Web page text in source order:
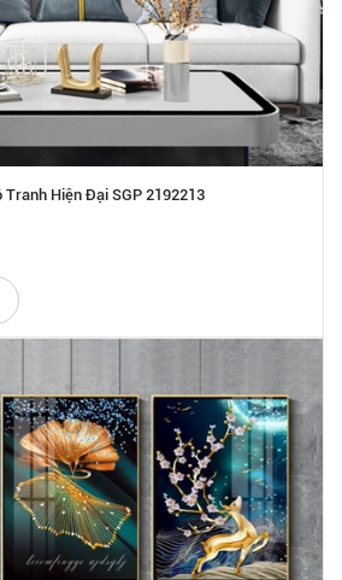
Hiện Đại SGP 2192213